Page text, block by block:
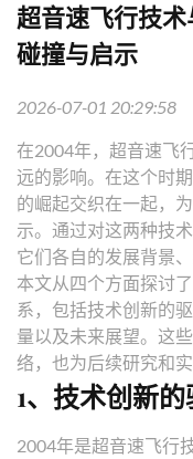
超音速飞行技
碰撞与启示
2026-07-01 20:29:58
在2004年，超音速飞
远的影响。在这个时
的崛起交织在一起，
示。通过对这两种技
它们各自的发展背景
本文从四个方面探讨
系，包括技术创新的
量以及未来展望。这
络，也为后续研究和
1、技术创新
2004年是超音速飞行